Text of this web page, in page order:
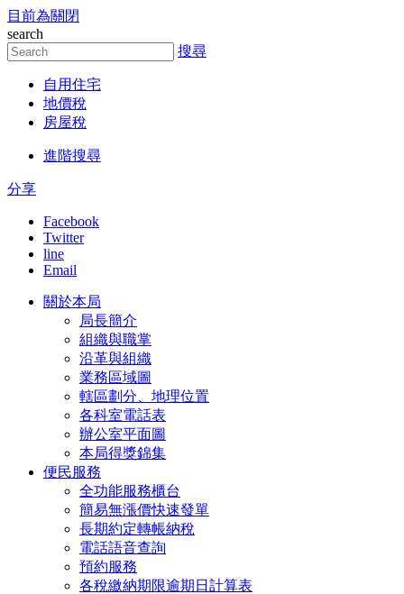
跳到主要內容區塊
目前為關閉
search
搜尋
自用住宅
地價稅
房屋稅
進階搜尋
分享
Facebook
Twitter
line
Email
關於本局
局長簡介
組織與職掌
沿革與組織
業務區域圖
轄區劃分、地理位置
各科室電話表
辦公室平面圖
本局得獎錦集
便民服務
全功能服務櫃台
簡易無漲價快速發單
長期約定轉帳納稅
電話語音查詢
預約服務
各稅繳納期限逾期日計算表